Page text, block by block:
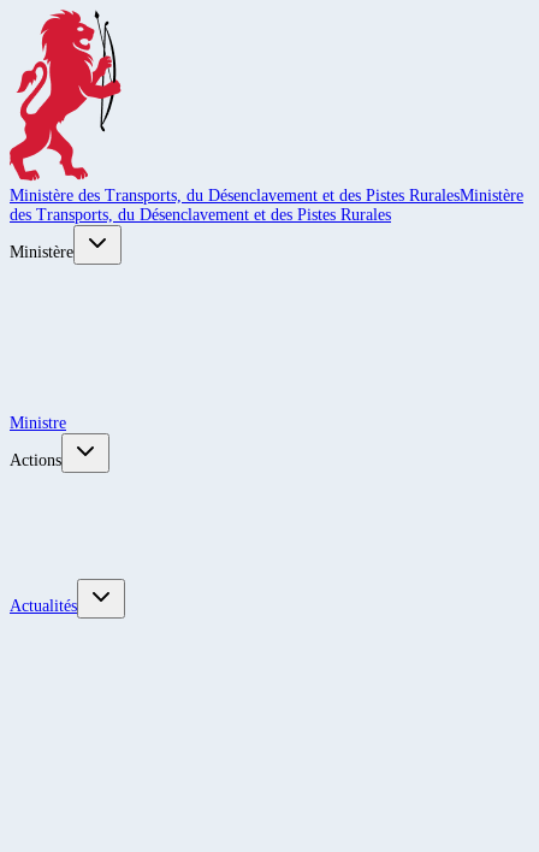
Ministère des Transports, du Désenclavement et des Pistes RuralesMinistère
des Transports, du Désenclavement et des Pistes Rurales
Ministère
Ministre
Actions
Actualités